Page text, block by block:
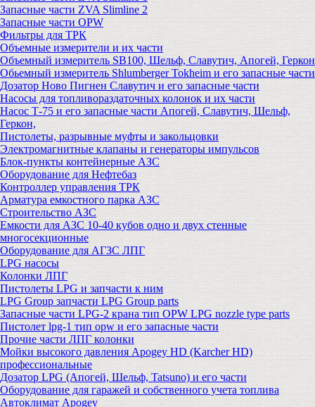
Запасные части ZVA Slimline 2
Запасные части OPW
Фильтры для ТРК
Объемные измерители и их части
Объемный измеритель SB100, Шельф, Славутич, Апогей, Геркон
Обьемный измеритель Shlumberger Tokheim и его запасные части
Дозатор Ново Пигнен Славутич и его запасные части
Насосы для топливораздаточных колонок и их части
Насос Т-75 и его запасные части Апогей, Славутич, Шельф,
Геркон,
Пистолеты, разрывные муфты и закольцовки
Электромагнитные клапаны и генераторы импульсов
Блок-пункты контейнерные АЗС
Оборудование для Нефтебаз
Контроллер управления ТРК
Арматура емкостного парка АЗС
Строительство АЗС
Емкости для АЗС 10-40 кубов одно и двух стенные
многосекционные
Оборудование для АГЗС ЛПГ
LPG насосы
Колонки ЛПГ
Пистолеты LPG и запчасти к ним
LPG Group запчасти LPG Group parts
Запасные части LPG-2 крана тип OPW LPG nozzle type parts
Пистолет lpg-1 тип opw и его запасные части
Прочие части ЛПГ колонки
Мойки высокого давления Apogey HD (Karcher HD)
профессиональные
Дозатор LPG (Апогей, Шельф, Tatsuno) и его части
Оборудование для гаражей и собственного учета топлива
Автоклимат Apogey